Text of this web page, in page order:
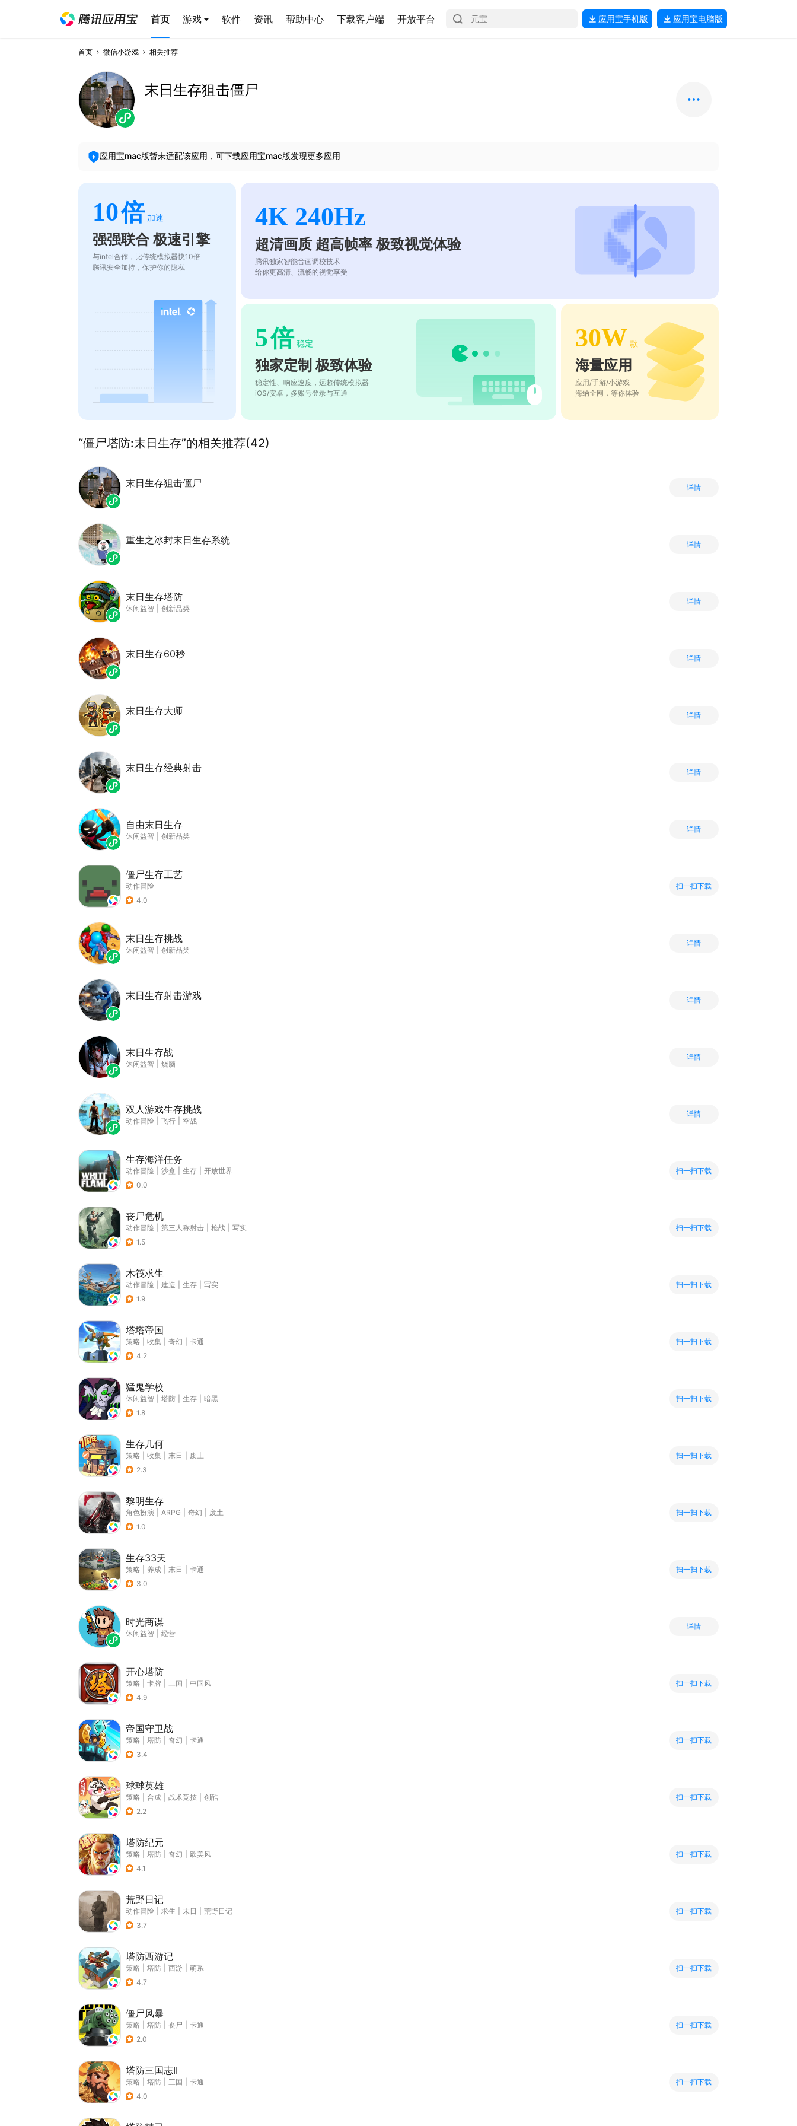
首页 游戏 软件 资讯 帮助中心 下载客户端 开放平台 应用宝手机版 应用宝电脑版
首页 微信小游戏 相关推荐
末日生存狙击僵尸
应用宝mac版暂未适配该应用，可下载应用宝mac版发现更多应用
10倍 加速
强强联合 极速引擎
与intel合作，比传统模拟器快10倍
腾讯安全加持，保护你的隐私
4K 240Hz
超清画质 超高帧率 极致视觉体验
腾讯独家智能音画调校技术
给你更高清、流畅的视觉享受
5倍 稳定
独家定制 极致体验
稳定性、响应速度，远超传统模拟器
iOS/安卓，多账号登录与互通
30W 款
海量应用
应用/手游/小游戏
海纳全网，等你体验
“僵尸塔防:末日生存”的相关推荐(42)
末日生存狙击僵尸 详情
重生之冰封末日生存系统 详情
末日生存塔防
休闲益智 创新品类
详情
末日生存60秒 详情
末日生存大师 详情
末日生存经典射击 详情
自由末日生存
休闲益智 创新品类
详情
僵尸生存工艺
动作冒险
4.0
扫一扫下载
末日生存挑战
休闲益智 创新品类
详情
末日生存射击游戏 详情
末日生存战
休闲益智 烧脑
详情
双人游戏生存挑战
动作冒险 飞行 空战
详情
生存海洋任务
动作冒险 沙盒 生存
开放世界
0.0
扫一扫下载
丧尸危机
动作冒险 第三人称射击 枪战
写实
1.5
扫一扫下载
木筏求生
动作冒险 建造 生存
写实
1.9
扫一扫下载
塔塔帝国
策略 收集 奇幻
卡通
4.2
扫一扫下载
猛鬼学校
休闲益智 塔防 生存
暗黑
1.8
扫一扫下载
生存几何
策略 收集 末日
废土
2.3
扫一扫下载
黎明生存
角色扮演 ARPG 奇幻
废土
1.0
扫一扫下载
生存33天
策略 养成 末日
卡通
3.0
扫一扫下载
时光商谋
休闲益智 经营
详情
开心塔防
策略 卡牌 三国
中国风
4.9
扫一扫下载
帝国守卫战
策略 塔防 奇幻
卡通
3.4
扫一扫下载
球球英雄
策略 合成 战术竞技
创酷
2.2
扫一扫下载
塔防纪元
策略 塔防 奇幻
欧美风
4.1
扫一扫下载
荒野日记
动作冒险 求生 末日
荒野日记
3.7
扫一扫下载
塔防西游记
策略 塔防 西游
萌系
4.7
扫一扫下载
僵尸风暴
策略 塔防 丧尸
卡通
2.0
扫一扫下载
塔防三国志II
策略 塔防 三国
卡通
4.0
扫一扫下载